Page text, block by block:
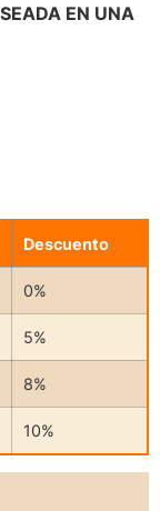
EN UNA
Descuento
0%
5%
8%
10%